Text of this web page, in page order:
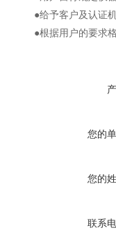
●给予客户及认证
●根据用户的要求
您的
您的
联系